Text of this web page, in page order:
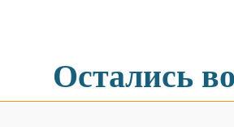
Остались